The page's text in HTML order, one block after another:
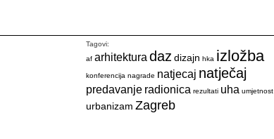
Tagovi:
af arhitektura daz dizajn hka izložba
konferencija nagrade natjecaj natječaj
predavanje radionica rezultati uha umjetnost
urbanizam Zagreb